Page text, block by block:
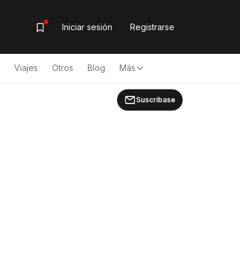
Iniciar sesión Registrarse
Viajes Otros Blog Más
Suscríbase